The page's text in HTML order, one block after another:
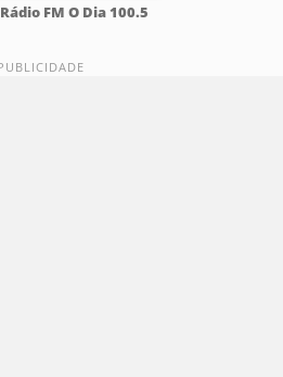
Rádio FM O Dia 100.5